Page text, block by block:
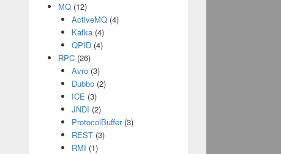
MQ(12)
ActiveMQ (4)
Kafka (4)
QPID (4)
RPC(26)
Avro (3)
Dubbo (2)
ICE (3)
JNDI (2)
ProtocolBuffer(3)
REST (3)
RMI (1)